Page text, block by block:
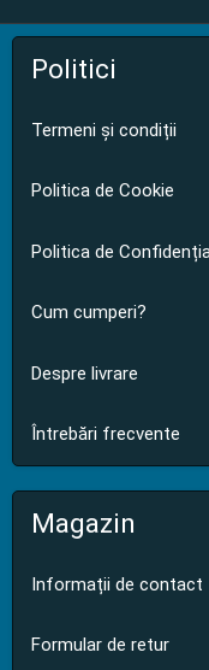
Politici
Termeni și condiții
Politica de Cookie
Politica de
Cum cumperi?
Despre livrare
Întrebări frecvente
Magazin
Informații de contact
Formular de retur